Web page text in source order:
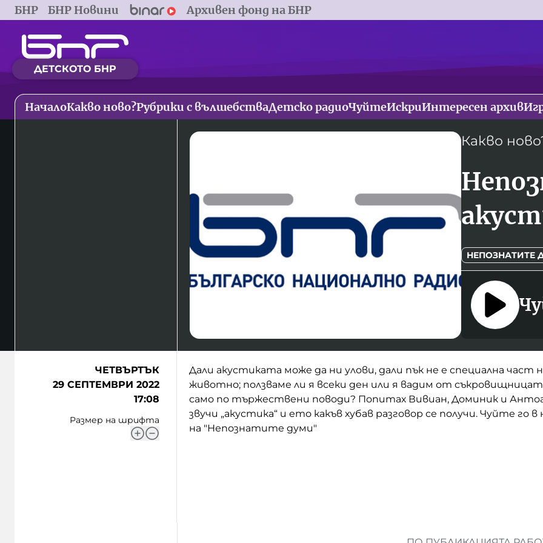
БНР БНР Новини Архивен фонд на БНР
ДЕТСКОТО БНР
НачалоКакво ново?Рубрики с вълшебстваДетско радиоЧуйтеИскриИнтересен архив
Какво
НЕПОЗНАТИТЕ
ЧЕТВЪРТЪК
29 СЕПТЕМВРИ 2022
17:08
Размер на шрифта
Дали акустиката може да ни улови, дали пък не е специална част
животно; ползваме ли я всеки ден или я вадим от
само по тържествени поводи? Попитах Вивиан, Доминик и
звучи „акустика“ и ето какъв хубав разговор се получи. Чуйте го
на "Непознатите думи"